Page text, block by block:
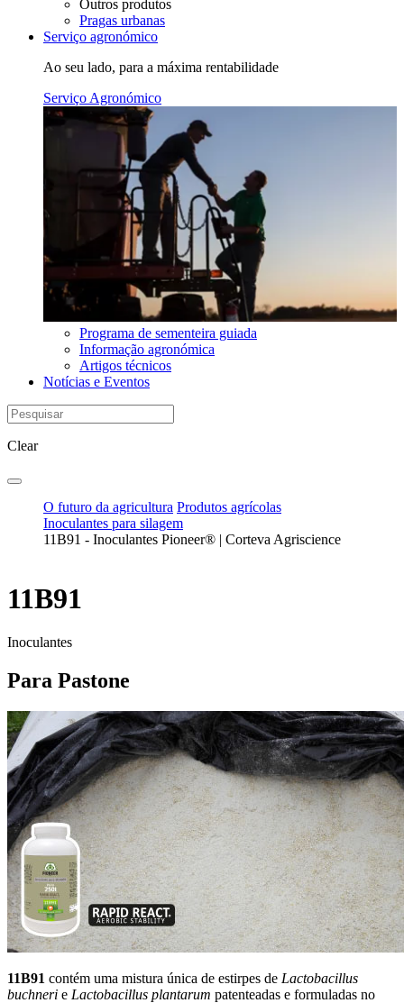
Outros produtos
Pragas urbanas
Serviço agronómico
Ao seu lado, para a máxima rentabilidade
Serviço Agronómico
Programa de sementeira guiada
Informação agronómica
Artigos técnicos
Notícias e Eventos
Clear
O futuro da agricultura Produtos agrícolas
Inoculantes para silagem
11B91 - Inoculantes Pioneer® | Corteva Agriscience
11B91
Inoculantes
Para Pastone
11B91 contém uma mistura única de estirpes de Lactobacillus
buchneri e Lactobacillus plantarum patenteadas e formuladas no